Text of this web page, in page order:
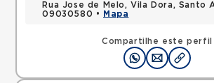
Compartilhe este perfil
Rua Jose de Melo, Vila Dora, Santo
09030580 •
Mapa